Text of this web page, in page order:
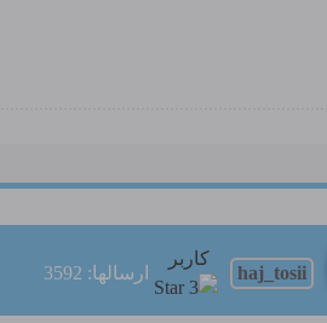
haj_tosii
کاربر
ارسالها: 3592